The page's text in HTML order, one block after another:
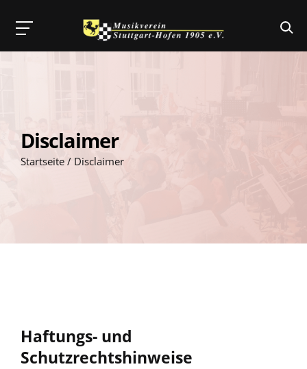
Disclaimer
Startseite / Disclaimer
Haftungs- und
Schutzrechtshinweise